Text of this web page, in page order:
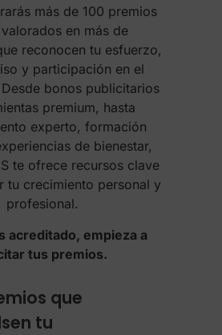
más de 100 premios
en más de
reconocen tu esfuerzo,
y participación en el
bonos publicitarios
premium, hasta
experto, formación
de bienestar,
te ofrece recursos clave
tu crecimiento personal y
profesional.
acreditado, empieza a
tus premios.
que
tu